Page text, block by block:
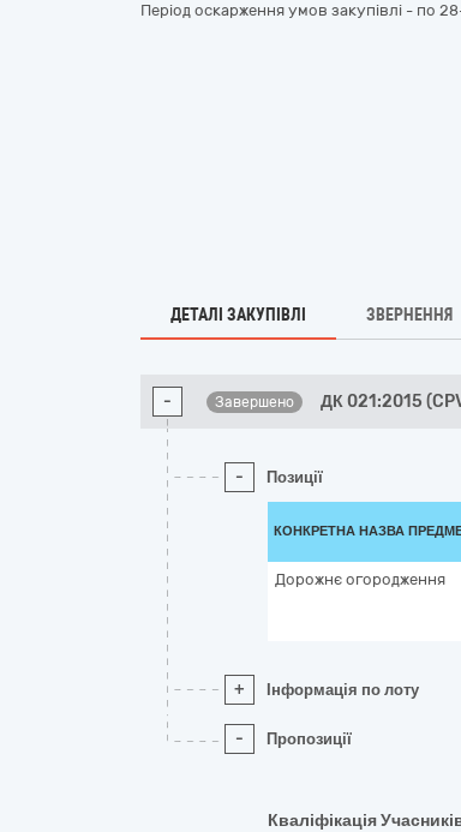
Період оскарження умов закупівлі - по
ДЕТАЛІ ЗАКУПІВЛІ ЗВЕРНЕННЯ
- Завершено ДК 021:2015
- Позиції
КОНКРЕТНА НАЗВА
Дорожнє огородження
+ Інформація по лоту
- Пропозиції
Кваліфікація